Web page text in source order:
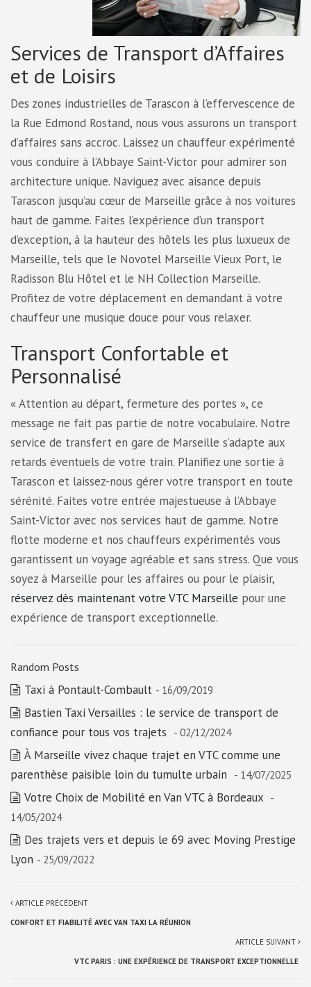
Services de Transport d’Affaires
et de Loisirs
Des zones industrielles de Tarascon à l’effervescence de
la Rue Edmond Rostand, nous vous assurons un transport
d’affaires sans accroc. Laissez un chauffeur expérimenté
vous conduire à l’Abbaye Saint-Victor pour admirer son
architecture unique. Naviguez avec aisance depuis
Tarascon jusqu’au cœur de Marseille grâce à nos voitures
haut de gamme. Faites l’expérience d’un transport
d’exception, à la hauteur des hôtels les plus luxueux de
Marseille, tels que le Novotel Marseille Vieux Port, le
Radisson Blu Hôtel et le NH Collection Marseille.
Profitez de votre déplacement en demandant à votre
chauffeur une musique douce pour vous relaxer.
Transport Confortable et
Personnalisé
« Attention au départ, fermeture des portes », ce
message ne fait pas partie de notre vocabulaire. Notre
service de transfert en gare de Marseille s’adapte aux
retards éventuels de votre train. Planifiez une sortie à
Tarascon et laissez-nous gérer votre transport en toute
sérénité. Faites votre entrée majestueuse à l’Abbaye
Saint-Victor avec nos services haut de gamme. Notre
flotte moderne et nos chauffeurs expérimentés vous
garantissent un voyage agréable et sans stress. Que vous
soyez à Marseille pour les affaires ou pour le plaisir,
réservez dès maintenant votre VTC Marseille pour une
expérience de transport exceptionnelle.
Random Posts
Taxi à Pontault-Combault - 16/09/2019
Bastien Taxi Versailles : le service de transport de
confiance pour tous vos trajets - 02/12/2024
À Marseille vivez chaque trajet en VTC comme une
parenthèse paisible loin du tumulte urbain - 14/07/2025
Votre Choix de Mobilité en Van VTC à Bordeaux -
14/05/2024
Des trajets vers et depuis le 69 avec Moving Prestige
Lyon - 25/09/2022
ARTICLE PRÉCÉDENT
CONFORT ET FIABILITÉ AVEC VAN TAXI LA RÉUNION
ARTICLE SUIVANT
VTC PARIS : UNE EXPÉRIENCE DE TRANSPORT EXCEPTIONNELLE